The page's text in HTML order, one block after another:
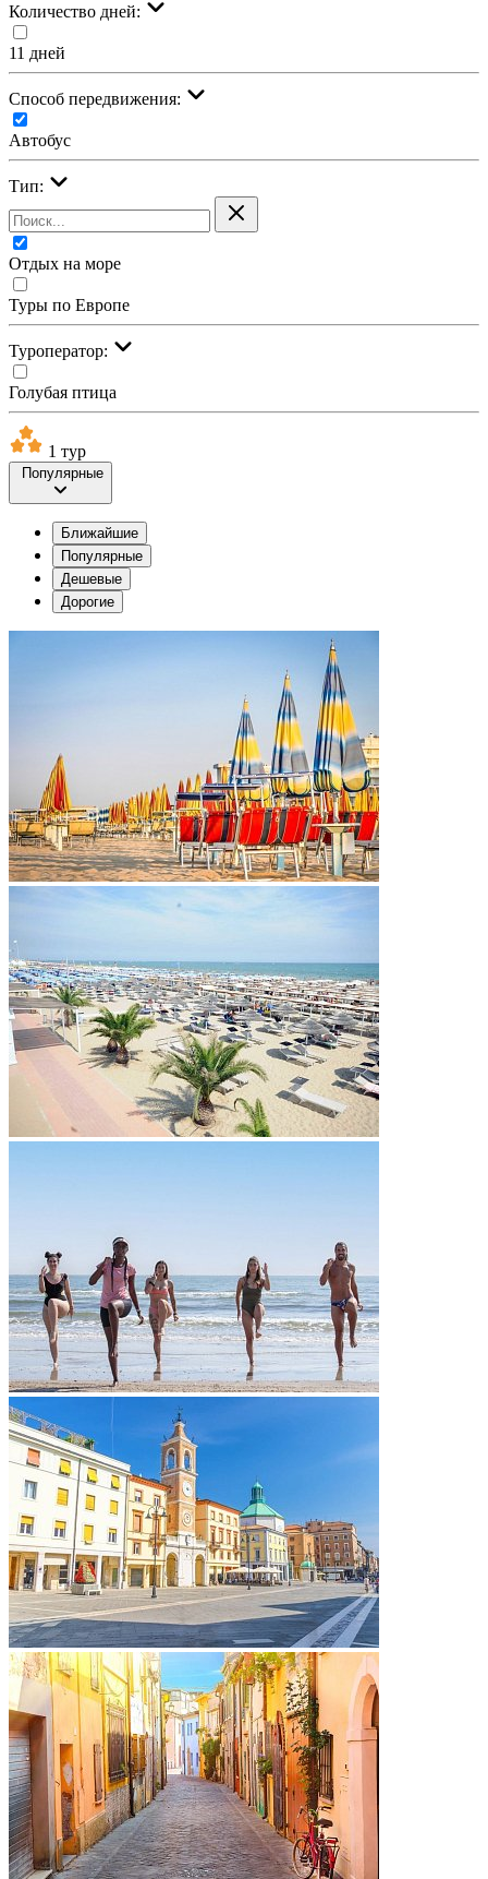
Количество дней:
11 дней
Cпособ передвижения:
Автобус
Тип:
Отдых на море
Туры по Европе
Туроператор:
Голубая птица
1 тур
Популярные
Ближайшие
Популярные
Дешевые
Дорогие